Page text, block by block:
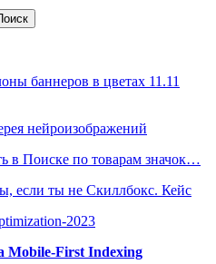
баннеров в цветах 11.11
нейроизображений
в Поиске по товарам значок…
если ты не Скиллбокс. Кейс
2023
Mobile-First Indexing